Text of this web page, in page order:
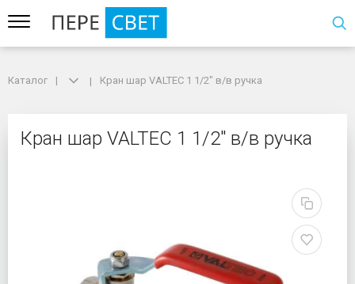
Кран шар VALTEC 1 1/2" в/в ручка
Каталог Кран шар VALTEC 1 1/2" в/в ручка
Кран шар VALTEC 1 1/2" в/в ручка